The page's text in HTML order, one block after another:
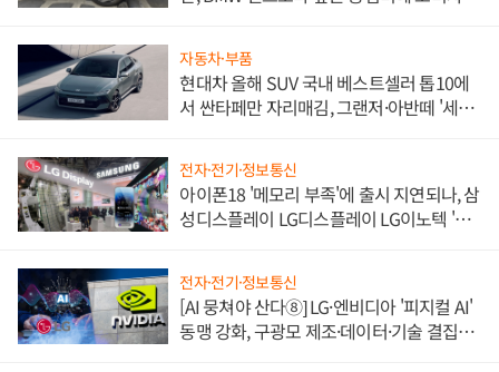
자동차·부품
현대차 올해 SUV 국내 베스트셀러 톱10에
서 싼타페만 자리매김, 그랜저·아반떼 '세단
전자·전기·정보통신
아이폰18 '메모리 부족'에 출시 지연되나, 삼
성디스플레이 LG디스플레이 LG이노텍 '탈
전자·전기·정보통신
[AI 뭉쳐야 산다⑧] LG·엔비디아 '피지컬 AI'
동맹 강화, 구광모 제조·데이터·기술 결집